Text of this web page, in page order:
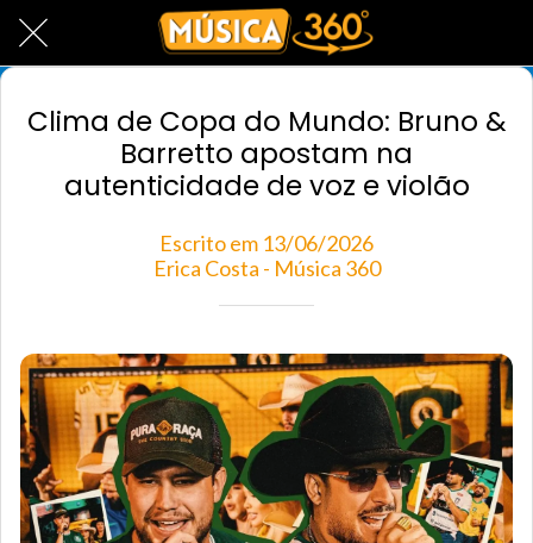
Clima de Copa do Mundo: Bruno &
Barretto apostam na
autenticidade de voz e violão
Escrito em 13/06/2026
Erica Costa - Música 360